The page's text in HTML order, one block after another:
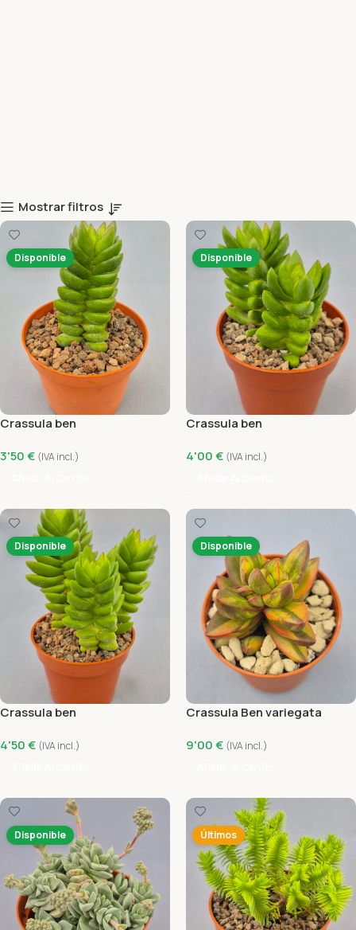
Mostrar filtros
Disponible
Crassula ben
3'50€ (IVA incl.)
Disponible
Crassula ben
4'00€ (IVA incl.)
Disponible
Crassula ben
4'50€ (IVA incl.)
Disponible
Crassula Ben variegata
9'00€ (IVA incl.)
Disponible Últimos